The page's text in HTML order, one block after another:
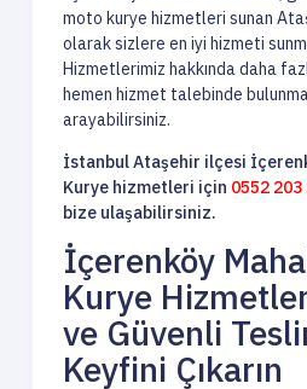
moto kurye hizmetleri sunan
olarak sizlere en iyi hizmeti
Hizmetlerimiz hakkında daha
hemen hizmet talebinde
arayabilirsiniz.
İstanbul Ataşehir ilçesi
Kurye hizmetleri için 0552 203
bize ulaşabilirsiniz.
İçerenköy
Kurye
ve Güvenli
Keyfini Çıkarın